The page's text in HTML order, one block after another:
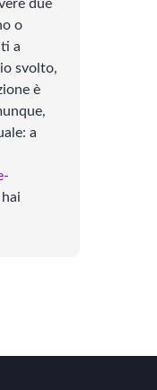
due
o
a
svolto,
è
a